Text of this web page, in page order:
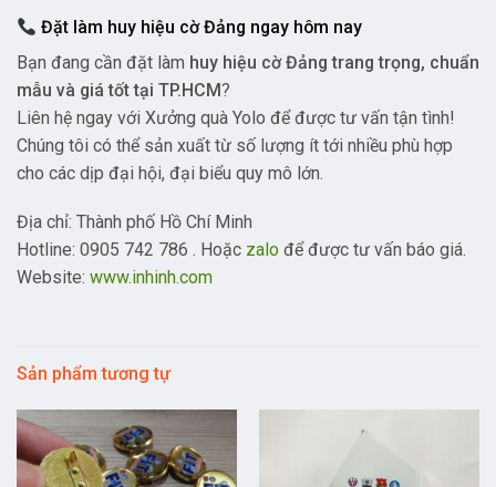
Đặt làm huy hiệu cờ Đảng ngay hôm nay
Bạn đang cần đặt làm huy hiệu cờ Đảng trang trọng, chuẩn
mẫu và giá tốt tại TP.HCM?
Liên hệ ngay với Xưởng quà Yolo để được tư vấn tận tình!
Chúng tôi có thể sản xuất từ số lượng ít tới nhiều phù hợp
cho các dịp đại hội, đại biểu quy mô lớn.
Địa chỉ: Thành phố Hồ Chí Minh
Hotline: 0905 742 786 . Hoặc zalo để được tư vấn báo giá.
Website: www.inhinh.com
Sản phẩm tương tự